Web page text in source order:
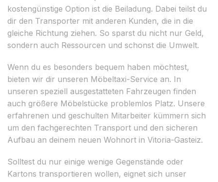
kostengünstige Option ist die Beiladung. Dabei teilst du
dir den Transporter mit anderen Kunden, die in die
gleiche Richtung ziehen. So sparst du nicht nur Geld,
sondern auch Ressourcen und schonst die Umwelt.
Wenn du es besonders bequem haben möchtest,
bieten wir dir unseren Möbeltaxi-Service an. In
unseren speziell ausgestatteten Fahrzeugen finden
auch größere Möbelstücke problemlos Platz. Unsere
erfahrenen und geschulten Mitarbeiter kümmern sich
um den fachgerechten Transport und den sicheren
Aufbau an deinem neuen Wohnort in Vitoria-Gasteiz.
Solltest du nur einige wenige Gegenstände oder
Kartons transportieren wollen, eignet sich unser